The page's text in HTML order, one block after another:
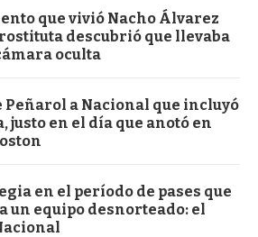
que vivió Nacho Álvarez
descubrió que llevaba
oculta
Peñarol a Nacional que incluyó
justo en el día que anotó en
en el período de pases que
un equipo desnorteado: el